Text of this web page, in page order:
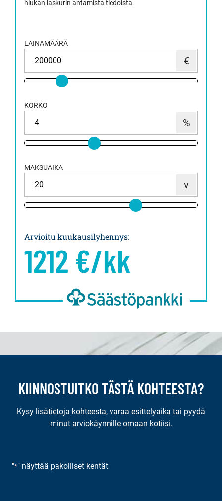
hiukan laskurin antamista tiedoista.
LAINAMÄÄRÄ
KORKO
MAKSUAIKA
Arvioitu kuukausilyhennys:
1212 €/kk
KIINNOSTUITKO TÄSTÄ KOHTEESTA?
Kysy lisätietoja kohteesta, varaa esittelyaika tai pyydä
minut arviokäynnille omaan kotiisi.
"*" näyttää pakolliset kentät